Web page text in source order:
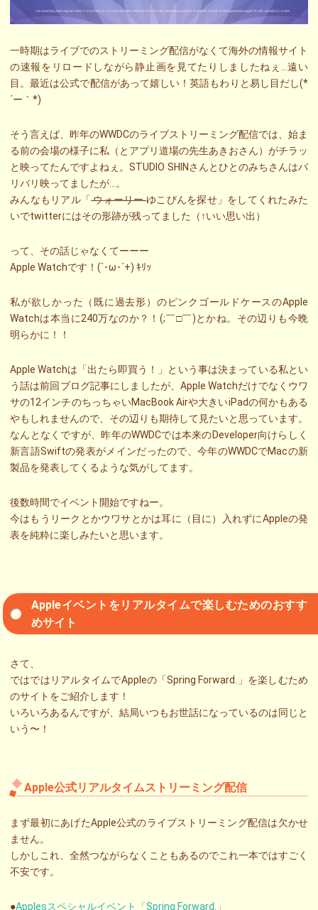
一時期はライブでのストリーミング配信がなくて海外の情報サイト
の速報をリロードしながら静止画を見てたりしましたねぇ…遠い
目。最近は公式で配信があって嬉しい！英語もわりと易し目だし(*
´ー｀*)
そう言えば、昨年のWWDCのライブストリーミング配信では、始ま
る前の会場の様子に私（とアプリ道場の先生あきおさん）がチラッ
と映ってたんですよねぇ。STUDIO SHINさんとひとのみちさんはバ
リバリ映ってましたが…。
みんなもリアル「ウォーリーゆこびんを探せ」をしてくれたみた
いでtwitterにはその形跡が残ってました（↑いい思い出）
って、その話じゃなくてーーー
Apple Watchです！(`･ω･´+) ｷﾘｯ
私が欲しかった（既に過去形）のピンクゴールドケースのApple
Watchは本当に240万なのか？！(;￣□￣)とかね。その辺りも今晩
明らかに！！
Apple Watchは「出たら即買う！」という事は決まっている私とい
う話は前回ブログ記事にしましたが、Apple Watchだけでなくウワ
サの12インチのちっちゃいMacBook Airや大きいiPadの何かもある
やもしれませんので、その辺りも期待して見たいと思っています。
なんとなくですが、昨年のWWDCでは本来のDeveloper向けらしく
新言語Swiftの発表がメインだったので、今年のWWDCでMacの新
製品を発表してくるような気がしてます。
後数時間でイベント開始ですねー。
今はもうリークとかウワサとかは耳に（目に）入れずにAppleの発
表を純粋に楽しみたいと思います。
Appleイベントをリアルタイムで楽しむためのおすす
めサイト
さて、
ではではリアルタイムでAppleの「Spring Forward.」を楽しむため
のサイトをご紹介します！
いろいろあるんですが、結局いつもお世話になっているのは同じと
いう〜！
Apple公式リアルタイムストリーミング配信
まず最初にあげたApple公式のライブストリーミング配信は欠かせ
ません。
しかしこれ、全然つながらなくこともあるのでこれ一本ではすごく
不安です。
●Applesスペシャルイベント「Spring Forward.」